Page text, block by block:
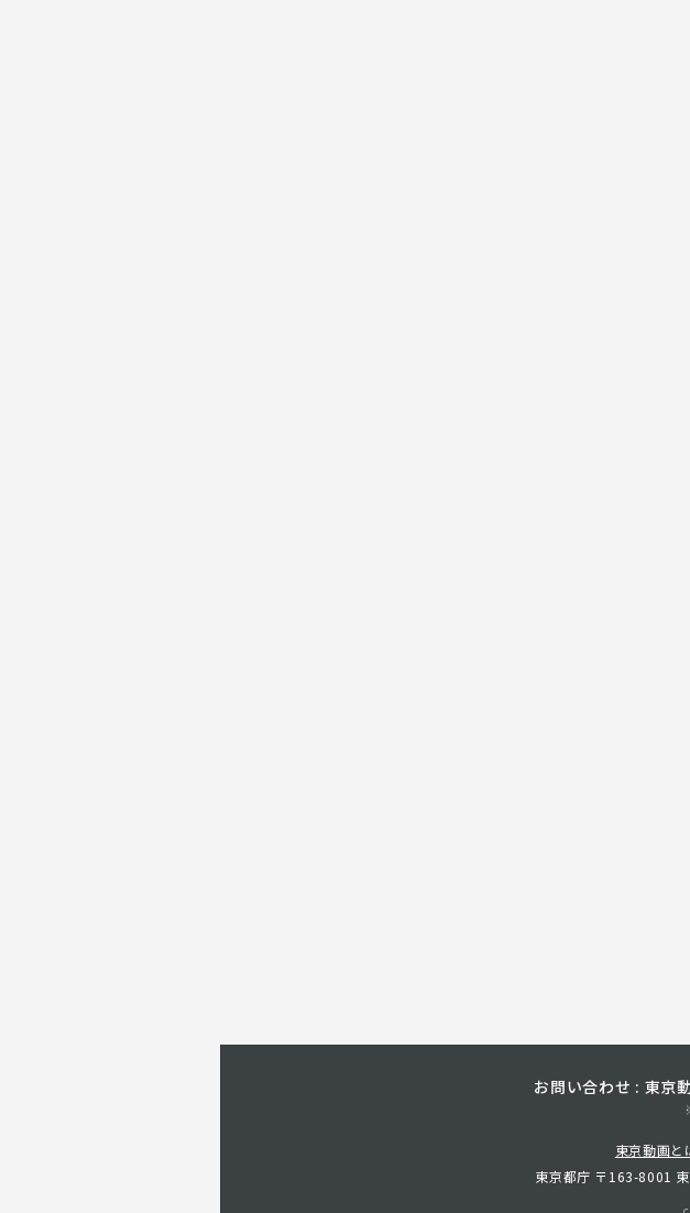
お問い合わせ : 東京
東京動画と
東京都庁 〒163-8001